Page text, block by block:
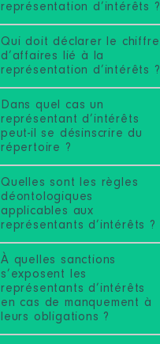
représentation d’intérêts ?
Qui doit déclarer le chiffre
d’affaires lié à la
représentation d’intérêts ?
Dans quel cas un
représentant d’intérêts
peut-il se désinscrire du
répertoire ?
Quelles sont les règles
déontologiques
applicables aux
représentants d’intérêts ?
À quelles sanctions
s’exposent les
représentants d’intérêts
en cas de manquement à
leurs obligations ?